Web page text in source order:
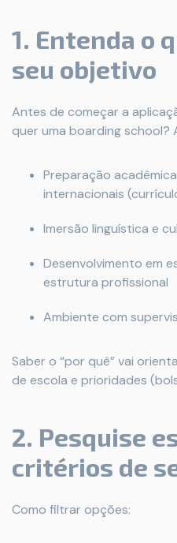
1. Entenda o
seu objetivo
Antes de começar a
quer uma boarding school?
Preparação
internacionais
Imersão linguística e
Desenvolvimento em
estrutura profissional
Ambiente com
Saber o “por quê” vai
de escola e prioridades
2. Pesquise
critérios de
Como filtrar opções: